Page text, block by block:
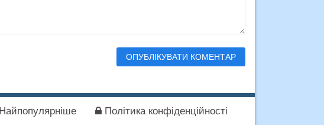
Найпопулярніше Політика конфіденційності